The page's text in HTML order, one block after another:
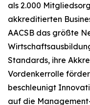
als 2.000
akkreditierten
AACSB das größte
Standards, ihre
Vordenkerrolle
beschleunigt
auf die